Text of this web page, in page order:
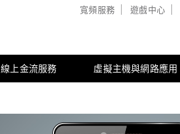
寬頻服務 遊戲中心
線上金流服務 虛擬主機與網路應用